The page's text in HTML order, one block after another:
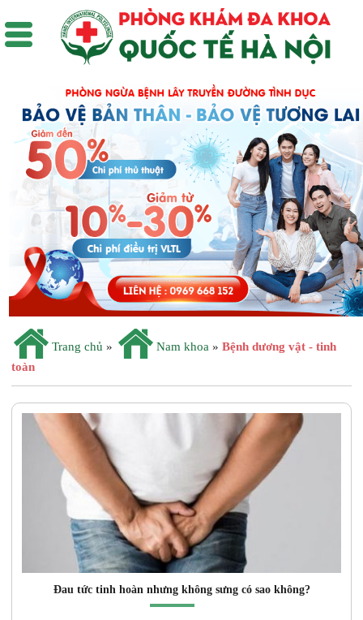
Trang chủ » Nam khoa » Bệnh dương vật - tinh
toàn
Đau tức tinh hoàn nhưng không sưng có sao không?